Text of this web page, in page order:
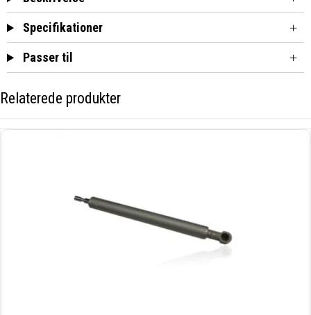
Specifikationer
Passer til
Relaterede produkter